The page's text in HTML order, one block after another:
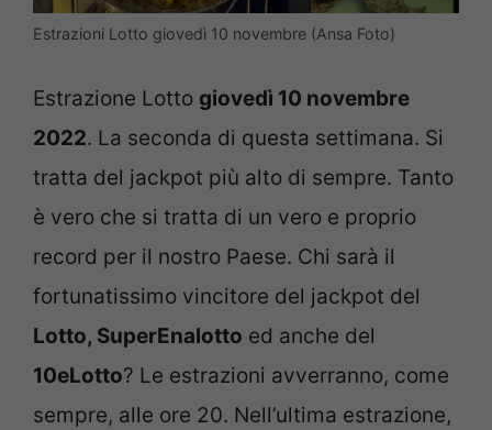
Estrazioni Lotto giovedì 10 novembre (Ansa Foto)
Estrazione Lotto giovedì 10 novembre
2022. La seconda di questa settimana. Si
tratta del jackpot più alto di sempre. Tanto
è vero che si tratta di un vero e proprio
record per il nostro Paese. Chi sarà il
fortunatissimo vincitore del jackpot del
Lotto, SuperEnalotto ed anche del
10eLotto? Le estrazioni avverranno, come
sempre, alle ore 20. Nell’ultima estrazione,